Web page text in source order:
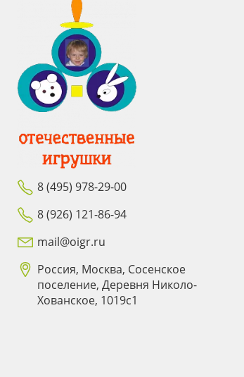
8 (495) 978-29-00
8 (926) 121-86-94
mail@oigr.ru
Россия, Москва, Сосенское
поселение, Деревня Николо-
Хованское, 1019с1